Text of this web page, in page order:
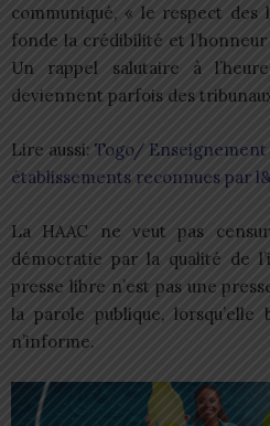
communiqué, « le respect
fonde la crédibilité et
Un rappel salutaire à
deviennent parfois des
Lire aussi: Togo/ Enseignement
établissements reconnues par
La HAAC ne veut pas
démocratie par la qualité de
presse libre n’est pas une
la parole publique, lorsqu’elle
n’informe.